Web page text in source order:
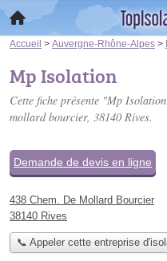
Accueil > Auvergne-Rhône-Alpes >
Mp Isolation
Cette fiche présente "Mp
mollard bourcier, 38140 Rives.
Demande de devis en ligne
438 Chem. De Mollard Bourcier
38140 Rives
📞 Appeler cette entreprise